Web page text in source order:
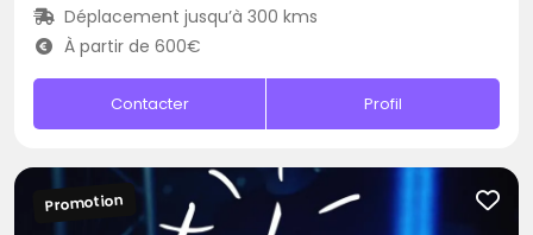
Déplacement jusqu’à 300 kms
À partir de 600€
Contacter Profil
Promotion